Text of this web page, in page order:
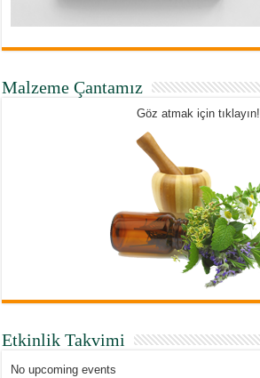
Malzeme Çantamız
Göz atmak için tıklayın!
Etkinlik Takvimi
No upcoming events